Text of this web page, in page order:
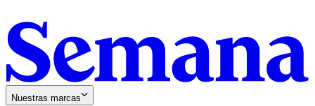
Nuestras marcas